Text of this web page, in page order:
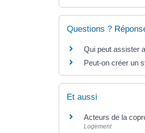
Questions ?
Qui peut assister
Peut-on créer un
Et aussi
Acteurs de la
Logement